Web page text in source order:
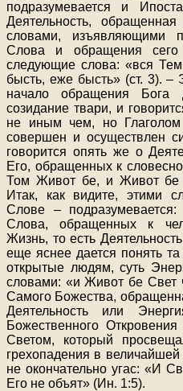
подразумевается и
Деятельность,
словами, изъявляющими
Слова и обращения сего
следующие слова: «вся
бысть, еже бысть» (ст. 3). –
начало обращения Бога
созидание твари, и
не иным чем, но
совершен и осуществлен
говорится опять же о
Его, обращенных к
Том Живот бе, и Живот бе
Итак, как видите, этими
Слове –
Слова, обращенных к
Жизнь, то есть
еще яснее дается понять
открытые людям, суть
словами: «и Живот бе Свет
Самого Божества,
Деятельность или
Божественного
Светом, который
грехопадения в
не окончательно угас: «И
Его не объят» (Ин. 1:5).